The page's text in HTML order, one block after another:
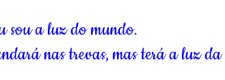
sou a luz do mundo.
nas trevas, mas terá a luz